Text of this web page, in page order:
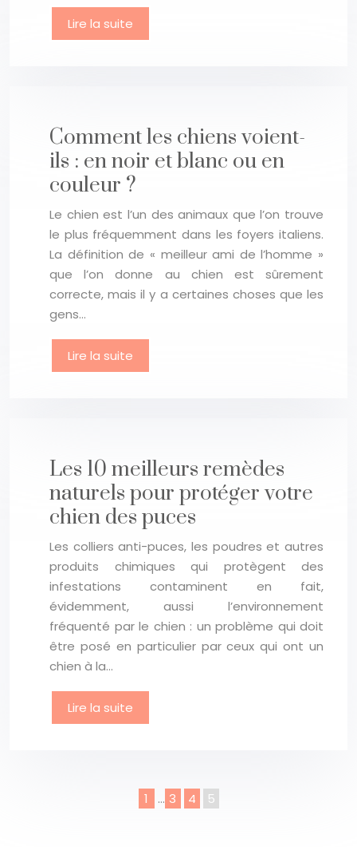
Lire la suite
Comment les chiens voient-
ils : en noir et blanc ou en
couleur ?
Le chien est l’un des animaux que l’on trouve
le plus fréquemment dans les foyers italiens.
La définition de « meilleur ami de l’homme »
que l’on donne au chien est sûrement
correcte, mais il y a certaines choses que les
gens…
Lire la suite
Les 10 meilleurs remèdes
naturels pour protéger votre
chien des puces
Les colliers anti-puces, les poudres et autres
produits chimiques qui protègent des
infestations contaminent en fait,
évidemment, aussi l’environnement
fréquenté par le chien : un problème qui doit
être posé en particulier par ceux qui ont un
chien à la…
Lire la suite
1 … 3 4 5